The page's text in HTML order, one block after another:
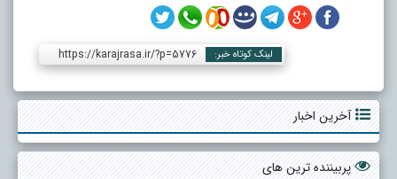
لینک کوتاه خبر: https://karajrasa.ir/?p=5776
آخرین اخبار
پربیننده ترین های